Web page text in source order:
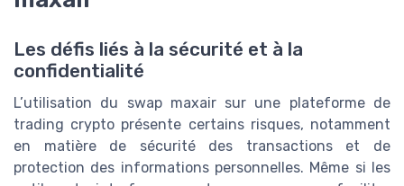
Les défis liés à la sécurité et à la
confidentialité
L’utilisation du swap maxair sur une plateforme de
trading crypto présente certains risques, notamment
en matière de sécurité des transactions et de
protection des informations personnelles. Même si les